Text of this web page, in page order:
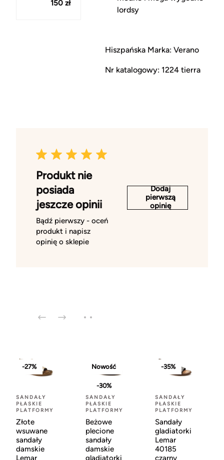
150 zł
lordsy
Hiszpańska Marka: Verano
Nr katalogowy: 1224 tierra
Produkt nie
posiada
jeszcze opinii
Bądź pierwszy - oceń
produkt i napisz
opinię o sklepie
Dodaj
pierwszą
opinię
-27%
SANDAŁY
PŁASKIE
PLATFORMY
Złote
wsuwane
sandały
damskie
Lemar
Nowość
-30%
SANDAŁY
PŁASKIE
PLATFORMY
Beżowe
plecione
sandały
damskie
gladiatorki
-35%
SANDAŁY
PŁASKIE
PLATFORMY
Sandały
gladiatorki
Lemar
40185
czarny